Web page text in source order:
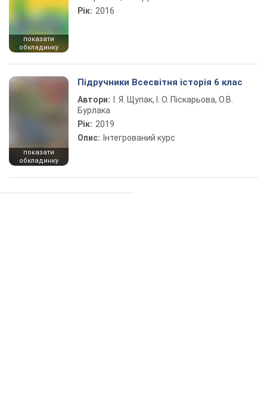
показати
обкладинку
Рік: 2016
показати
обкладинку
Підручники Всесвітня історія 6 клас
Автори:
І. Я. Щупак, І. О. Піскарьова, О.В.
Бурлака
Рік: 2019
Опис: Інтегрований курс